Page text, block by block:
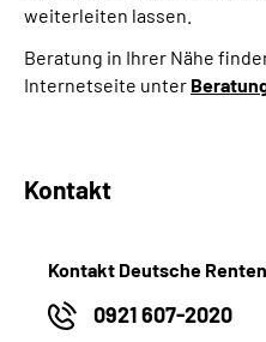
weiterleiten lassen.
Beratung in Ihrer Nähe
Internetseite unter
Kontakt
Kontakt Deutsche
0921 607-2020